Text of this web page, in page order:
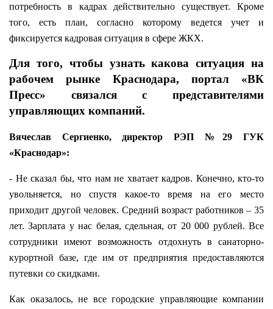
потребность в кадрах действительно существует. Кроме
того, есть план, согласно которому ведется учет и
фиксируется кадровая ситуация в сфере ЖКХ.
Для того, чтобы узнать какова ситуация на
рабочем рынке Краснодара, портал «ВК
Пресс» связался с представителями
управляющих компаний.
Вячеслав Сергиенко, директор РЭП №29 ГУК
«Краснодар»:
- Не сказал бы, что нам не хватает кадров. Конечно, кто-то
увольняется, но спустя какое-то время на его место
приходит другой человек. Средний возраст работников – 35
лет. Зарплата у нас белая, сдельная, от 20 000 рублей. Все
сотрудники имеют возможность отдохнуть в санаторно-
курортной базе, где им от предприятия предоставляются
путевки со скидками.
Как оказалось, не все городские управляющие компании